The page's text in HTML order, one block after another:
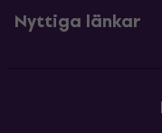
Nyttiga länkar